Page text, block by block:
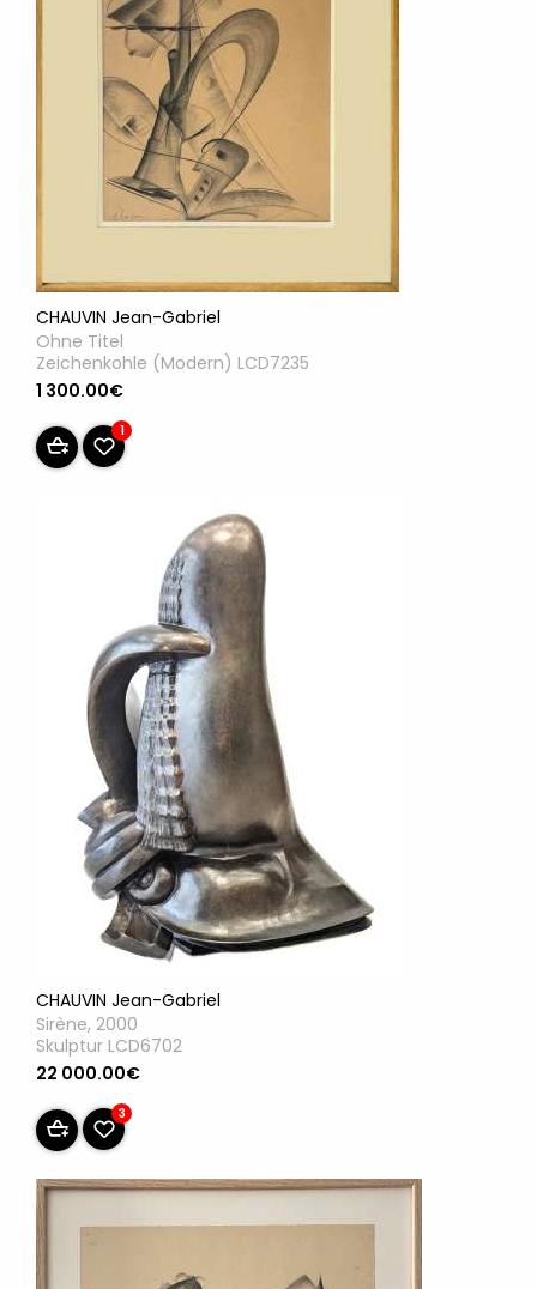
CHAUVIN Jean-Gabriel
Ohne Titel
Zeichenkohle (Modern) LCD7235
1 300.00€
1
CHAUVIN Jean-Gabriel
Sirène, 2000
Skulptur LCD6702
22 000.00€
3